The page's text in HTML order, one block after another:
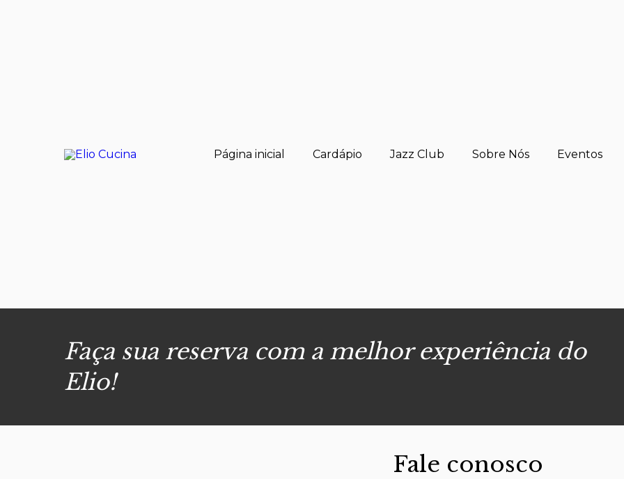
Página inicial Cardápio Jazz Club Sobre Nós Eventos
Faça sua reserva com a melhor experiência do
Elio!
Fale conosco